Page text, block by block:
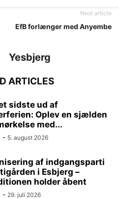
Next article
EfB forlænger med Anyembe
Yesbjerg
ARTICLES
sidste ud af
Oplev en sjælden
med...
- 5. august 2026
af indgangsparti
i Esbjerg –
holder åbent
- 29. juli 2026